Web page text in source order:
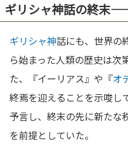
ギリシャ神話の終末
ギリシャ神話にも、世界の
ら始まった人類の歴史は次
た、『イーリアス』や『オ
終焉を迎えることを示唆し
予言し、終末の先に新たな
を前提としていた。